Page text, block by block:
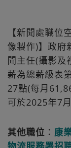
【新聞處職
像製作)】政
聞主任(攝影及
薪為總薪級表
27點(每月
可於2025年7
其他職位 ： 康